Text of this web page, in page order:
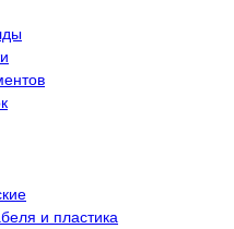
и пластика